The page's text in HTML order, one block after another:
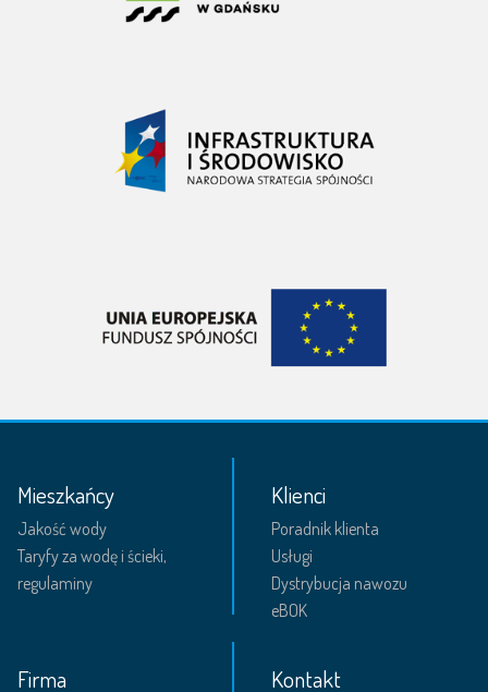
Mieszkańcy
Jakość wody
Taryfy za wodę i ścieki,
regulaminy
Klienci
Poradnik klienta
Usługi
Dystrybucja nawozu
eBOK
Firma Kontakt